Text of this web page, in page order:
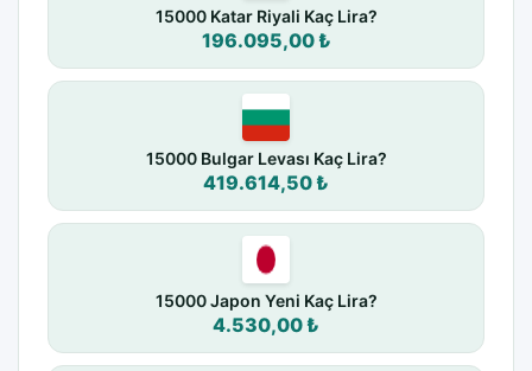
15000 Katar Riyali Kaç Lira?
196.095,00 ₺
15000 Bulgar Levası Kaç Lira?
419.614,50 ₺
15000 Japon Yeni Kaç Lira?
4.530,00 ₺